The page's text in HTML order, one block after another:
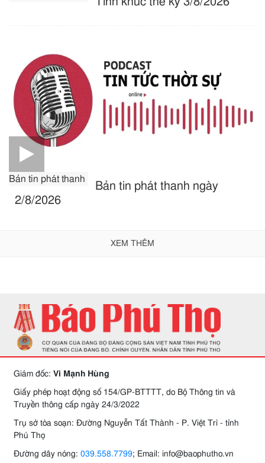
Bản tin phát thanh
Bản tin phát thanh ngày
2/8/2026
XEM THÊM
Giám đốc: Vi Mạnh Hùng
Giấy phép hoạt động số 154/GP-BTTTT, do Bộ Thông tin và
Truyền thông cấp ngày 24/3/2022
Trụ sở tòa soạn: Đường Nguyễn Tất Thành - P. Việt Trì - tỉnh
Phú Thọ
Đường dây nóng: 039.558.7799; Email: info@baophutho.vn